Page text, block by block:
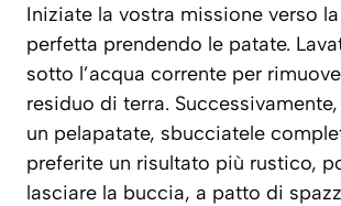
Iniziate la vostra missione verso
perfetta prendendo le patate.
sotto l’acqua corrente per
residuo di terra.
un pelapatate, sbucciatele
preferite un risultato più rustico,
lasciare la buccia, a patto di